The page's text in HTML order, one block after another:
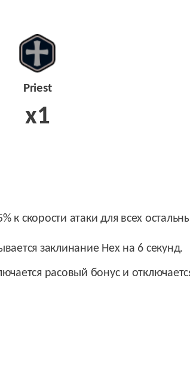
Priest
x1
к скорости атаки для всех
заклинание Hex на 6 секунд.
расовый бонус и